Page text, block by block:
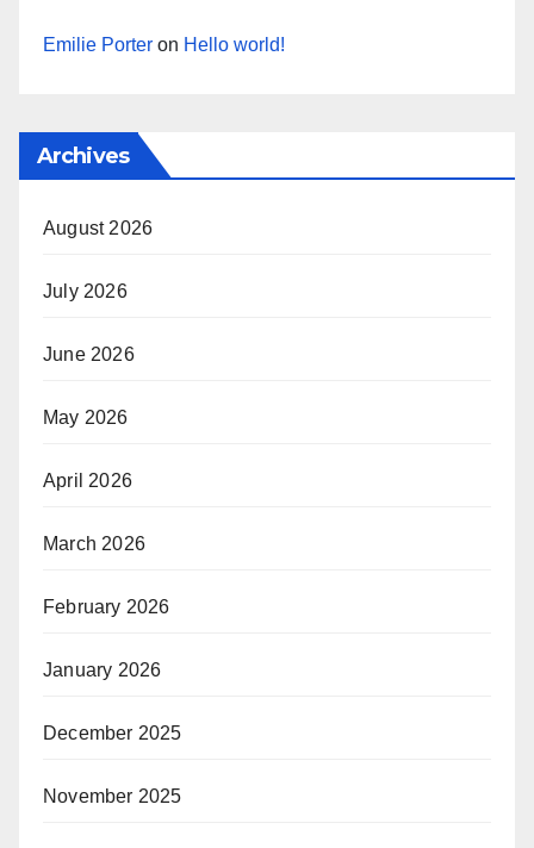
Emilie Porter on Hello world!
Archives
August 2026
July 2026
June 2026
May 2026
April 2026
March 2026
February 2026
January 2026
December 2025
November 2025